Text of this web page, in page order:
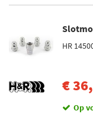
HR
€
Op